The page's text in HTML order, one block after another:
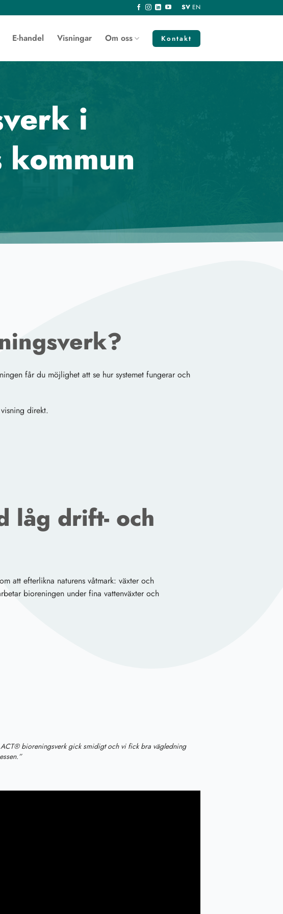
SV EN
E-handel Visningar Om oss Kontakt
i
får du möjlighet att se hur systemet fungerar och
direkt.
låg drift- och
att efterlikna naturens våtmark: växter och
bioreningen under fina vattenväxter och
ACT® bioreningsverk gick smidigt och vi fick bra vägledning